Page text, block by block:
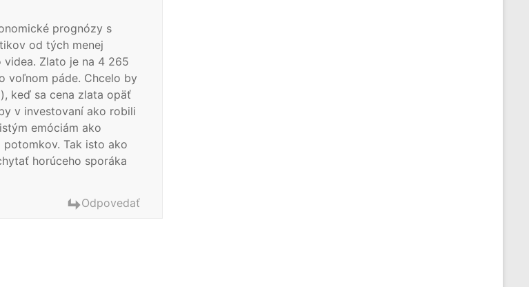
prognózy s
od tých menej
Zlato je na 4 265
voľnom páde. Chcelo by
keď sa cena zlata opäť
v investovaní ako robili
emóciám ako
potomkov. Tak isto ako
horúceho sporáka
Odpovedať